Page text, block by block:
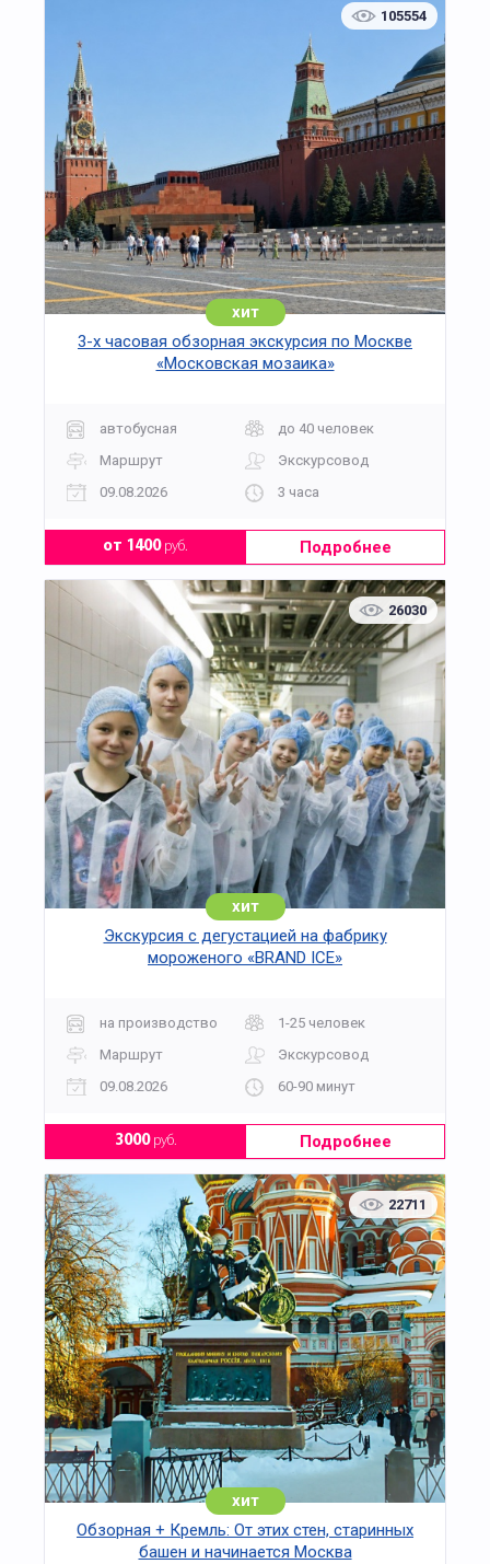
Просторная открытая палуба подходит для
танцевальных вечеринок, шоу-программ и
выступлений, а стильный интерьер с
панорамными окнами создаёт атмосферу уюта
и элегантности.
Профессиональные повара предложат меню в
лучших традициях русской и европейской кухни,
а внимательный персонал обеспечит высокий
уровень сервиса.
Яхты "Рэдиссон"— это безопасность, комфорт
и атмосфера праздника 365 дней в году.
105554
хит
3-х часовая обзорная экскурсия по Москве
«Московская мозаика»
автобусная
до 40 человек
Маршрут
Экскурсовод
09.08.2026
3 часа
от 1400руб. Подробнее
26030
хит
Экскурсия с дегустацией на фабрику
мороженого «BRAND ICE»
на производство
1-25 человек
Маршрут
Экскурсовод
09.08.2026
60-90 минут
3000руб. Подробнее
22711
хит
Обзорная + Кремль: От этих стен, старинных
башен и начинается Москва